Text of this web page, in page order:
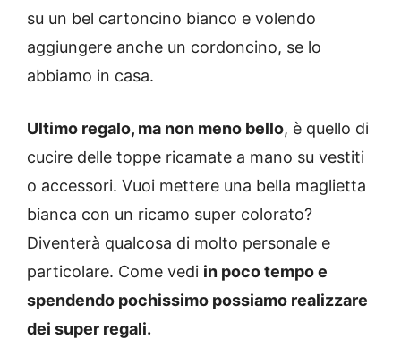
su un bel cartoncino bianco e volendo
aggiungere anche un cordoncino, se lo
abbiamo in casa.
Ultimo regalo, ma non meno bello, è quello di
cucire delle toppe ricamate a mano su vestiti
o accessori. Vuoi mettere una bella maglietta
bianca con un ricamo super colorato?
Diventerà qualcosa di molto personale e
particolare. Come vedi in poco tempo e
spendendo pochissimo possiamo realizzare
dei super regali.